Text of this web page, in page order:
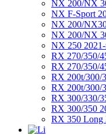
NX 200/NX
NX F-Sport
NX 200/
NX 200/NX
NX 250 2021-
RX 270/350/
RX 270/350/
RX 200t/300/
RX 200t/300/
RX 300/330/
RX 300/350
RX 350 Long